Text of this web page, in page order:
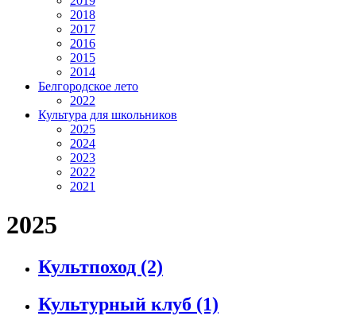
2018
2017
2016
2015
2014
Белгородское лето
2022
Культура для школьников
2025
2024
2023
2022
2021
2025
Культпоход (2)
Культурный клуб (1)